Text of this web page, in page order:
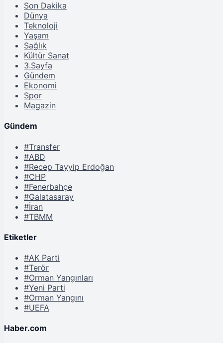
Son Dakika
Dünya
Teknoloji
Yaşam
Sağlık
Kültür Sanat
3.Sayfa
Gündem
Ekonomi
Spor
Magazin
Gündem
#Transfer
#ABD
#Recep Tayyip Erdoğan
#CHP
#Fenerbahçe
#Galatasaray
#İran
#TBMM
Etiketler
#AK Parti
#Terör
#Orman Yangınları
#Yeni Parti
#Orman Yangını
#UEFA
Haber.com